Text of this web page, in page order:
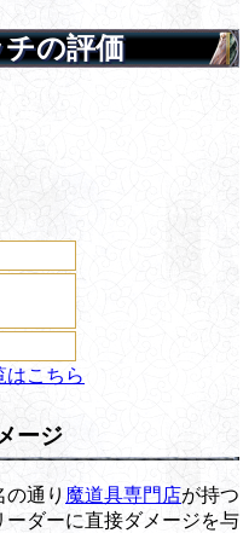
の評価
はこちら
ージ
通り 魔道具専門店が持つ
ダーに直接ダメージを与